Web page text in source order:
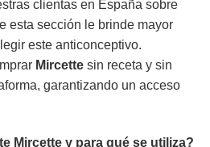
clientas en España sobre
esta sección le brinde mayor
este anticonceptivo.
Mircette sin receta y sin
garantizando un acceso
Mircettey para qué se utiliza?